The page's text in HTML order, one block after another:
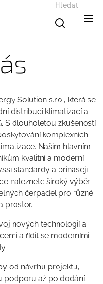
Hledat
Solution s.r.o., která se
distribuci klimatizací a
S dlouholetou zkušeností
komplexních
Našim hlavním
kvalitní a moderní
standardy a přinášejí
naleznete široký výběr
čerpadel pro různé
prostor.
nových technologií a
a řídit se moderními
od návrhu projektu,
podporu až po dodání